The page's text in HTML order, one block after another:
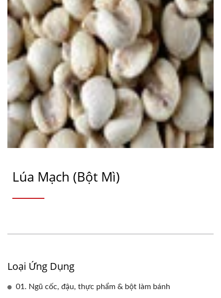
Lúa Mạch (Bột Mì)
Loại Ứng Dụng
01. Ngũ cốc, đậu, thực phẩm & bột làm bánh